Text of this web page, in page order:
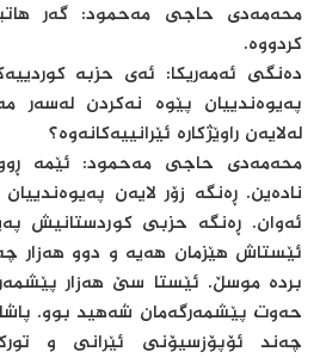
محەمەدی حاجی مەحمود: گەر
کردووە.
دەنگی ئەمەریکا: ئەی حزبە
پەیوەندییان پێوە نەکردن لەسەر
لەلایەن راوێژکارە ئێرانییەکانەوە؟
محەمەدی حاجی مەحمود: ئێمە
نادەین. ڕەنگە زۆر لایەن
ئەوان. ڕەنگە حزبی کوردستانیش
ئێستاش هێزمان هەیە و دوو هەزار
بردە موسڵ. ئێستا سێ هەزار
حەوت پێشمەرگەمان شەهید بوو.
چەند ئۆپۆزسیۆنی ئێرانی و